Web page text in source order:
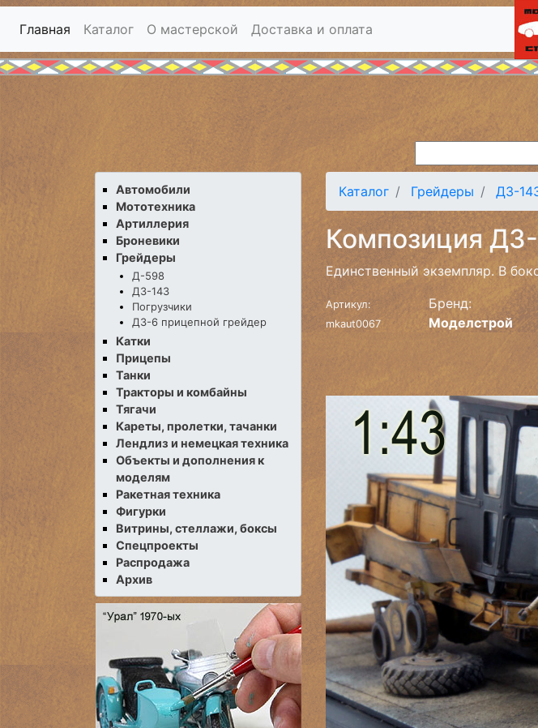
Главная Каталог О мастерской Доставка и оплата
Автомобили
Мототехника
Артиллерия
Броневики
Грейдеры
Д-598
ДЗ-143
Погрузчики
ДЗ-6 прицепной грейдер
Катки
Прицепы
Танки
Тракторы и комбайны
Тягачи
Кареты, пролетки, тачанки
Лендлиз и немецкая техника
Объекты и дополнения к
моделям
Ракетная техника
Фигурки
Витрины, стеллажи, боксы
Спецпроекты
Распродажа
Архив
Каталог Грейдеры ДЗ-
Композиция ДЗ-
Единственный экземпляр. В
Артикул:
mkaut0067
Бренд:
Моделстрой